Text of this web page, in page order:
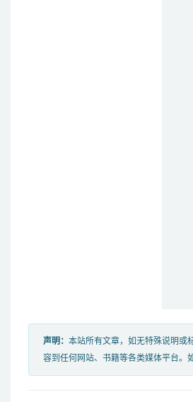
声明： 本站所有文章，如无特殊说明或
容到任何网站、书籍等各类媒体平台。